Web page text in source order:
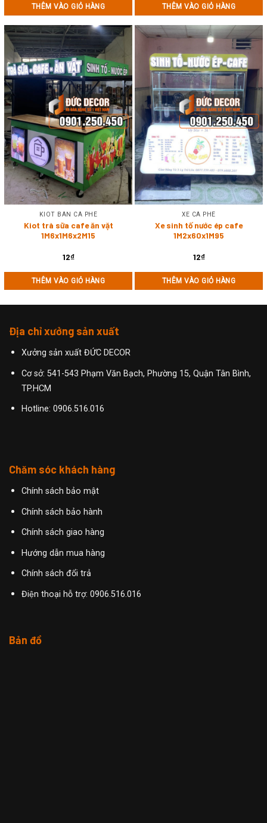
THÊM VÀO GIỎ HÀNG THÊM VÀO GIỎ HÀNG
KIOT BÁN CÀ PHÊ
Kiot trà sữa cafe ăn vặt
1M6x1M6x2M15
12₫
THÊM VÀO GIỎ HÀNG
XE CÀ PHÊ
Xe sinh tố nước ép cafe
1M2x60x1M95
12₫
THÊM VÀO GIỎ HÀNG
Địa chỉ xưởng sản xuất
Xưởng sản xuất ĐỨC DECOR
Cơ sở: 541-543 Phạm Văn Bạch, Phường 15, Quận Tân Bình,
TP.HCM
Hotline: 0906.516.016
Chăm sóc khách hàng
Chính sách bảo mật
Chính sách bảo hành
Chính sách giao hàng
Hướng dẫn mua hàng
Chính sách đổi trả
Điện thoại hỗ trợ: 0906.516.016
Bản đồ